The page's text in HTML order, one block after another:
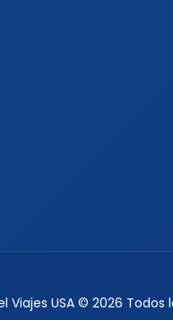
Viajes USA © 2026